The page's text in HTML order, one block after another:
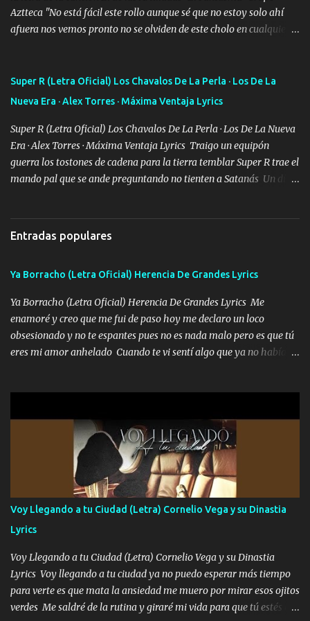
Aztteca "No está fácil este rollo aunque sé que no estoy solo ahí
afuera nos vemos pronto no se olviden de este cholo en cualquier
equipo quedó afuera" Letra original de www.elnorteduro.com
"Bien al tiro la plebada siempre listos pa la gu'erra y a mi
como soy" "El jefe ondeado buena escuela nos dejó y firmes
compadre avestruz hay le va un saludon que sigan las artilladas
en acción" Música "No hace falta ni mi apodo porque ya saben qué
rollo se escuchaba este loco les iba a durar muy poco cuando
Super R (Letra Oficial) Los Chavalos De La Perla · Los De La
Nueva Era · Alex Torres · Máxima Ventaja Lyrics
Super R (Letra Oficial) Los Chavalos De La Perla · Los De La Nueva
Era · Alex Torres · Máxima Ventaja Lyrics Traigo un equipón
guerra los tostones de cadena para la tierra temblar Super R trae el
mando pal que se ande preguntando no tienten a Satanás Un día
si les voy a p'elear POR EL SEÑOR DE LOS GALLOS saben que la
vida damos ya se lo fui a demostrar por ahí me ven bien equipado
lo que se ofrezca con el UNO EL DOS Y EL TRES Y de la MB soy
buena pieza clave en el cartel aquí la firma ya saben cuál es que
quede claro SUPER R26 Música Lo enamorado nunca se me quita
traigo una que otra morrita y en la Urus la he de montar varias
trocas que me cuidan puro soldado su'icida no les tiembla pa tirar
A veces allá en la Perla si no me ve en la Sierra me muevo de aquí
Entradas populares
Ya Borracho (Letra Oficial) Herencia De Grandes Lyrics
Ya Borracho (Letra Oficial) Herencia De Grandes Lyrics Me
enamoré y creo que me fui de paso hoy me declaro un loco
obsesionado y no te espantes pues no es nada malo pero es que tú
eres mi amor anhelado Cuando te vi sentí algo que ya no había
cariño de mi alma Que pa febrero vendré frente a ti con mis
preguntas y digas que sí hacernos novios y verte feliz y muy
contenta como yo por ti Música Pregúntame qué es lo que me
enamora pa describirte unas cuantas horas también pregunta que
quiero contigo que seas dichosa al estar conmigo Y ya borracho
contéstame la llamada pa dedicarte unas bonitas palabras así
borracho me animo a decirte todo y puedo describirlo mucho que
me encantes Decirte que me siento muy feliz y emocionado por
tenerte aquí espero que quiera...
Voy Llegando a tu Ciudad (Letra) Cornelio Vega y su Dinastia
Lyrics
Voy Llegando a tu Ciudad (Letra) Cornelio Vega y su Dinastia
Lyrics Voy llegando a tu ciudad ya no puedo esperar más tiempo
para verte es que mata la ansiedad me muero por mirar esos ojitos
verdes Me saldré de la rutina y giraré mi vida para que tú estés en